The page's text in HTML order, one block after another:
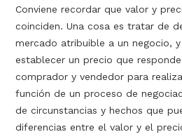
Conviene recordar que valor y
coinciden. Una cosa es tratar de
mercado atribuible a un negocio,
establecer un precio que
comprador y vendedor para
función de un proceso de
de circunstancias y hechos que
diferencias entre el valor y el